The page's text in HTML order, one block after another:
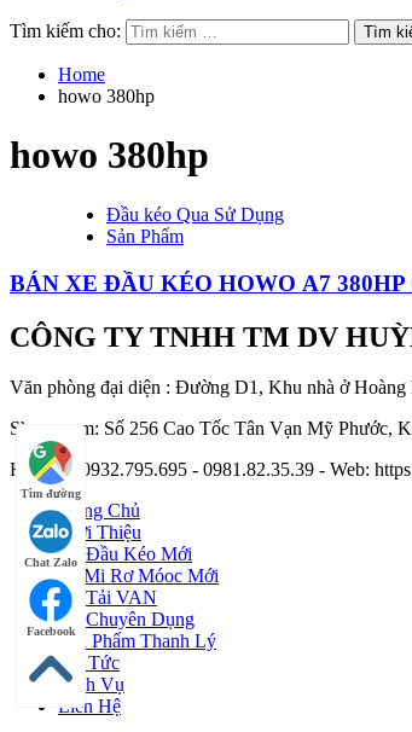
Tìm kiếm cho:
Home
howo 380hp
howo 380hp
Đầu kéo Qua Sử Dụng
Sản Phẩm
BÁN XE ĐẦU KÉO HOWO A7 380HP
CÔNG TY TNHH TM DV
Văn phòng đại diện : Đường D1, Khu nhà ở
Showroom: Số 256 Cao Tốc Tân Vạn Mỹ Phước,
Hotline : 0932.795.695 - 0981.82.35.39 - Web:
Tìm đường
Chat Zalo
Facebook
Trang Chủ
Giới Thiệu
Xe Đầu Kéo Mới
Sơ Mi Rơ Móoc Mới
Xe Tải VAN
Xe Chuyên Dụng
Sản Phẩm Thanh Lý
Tin Tức
Dịch Vụ
Liên Hệ